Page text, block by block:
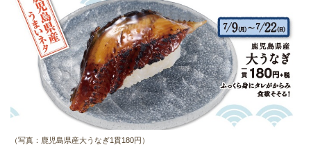
（写真：鹿児島県産大うなぎ1貫180円）